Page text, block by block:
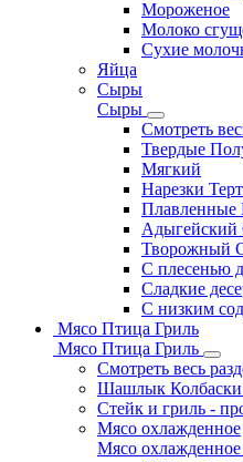
Мороженое
Молоко
Сухие
Яйца
Сыры
Сыры
Смотреть
Твердые
Мягкий
Нарезки
Плавленные
Адыгейский
Творожный
С плесенью
Сладкие
С низким
Мясо Птица Гриль
Мясо Птица Гриль
Смотреть весь
Шашлык
Стейк и гриль -
Мясо охлажденное
Мясо охлажденное